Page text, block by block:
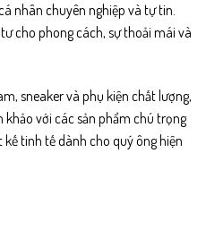
nhân chuyên nghiệp và tự tin.
cho phong cách, sự thoải mái và
sneaker và phụ kiện chất lượng,
khảo với các sản phẩm chú trọng
tinh tế dành cho quý ông hiện